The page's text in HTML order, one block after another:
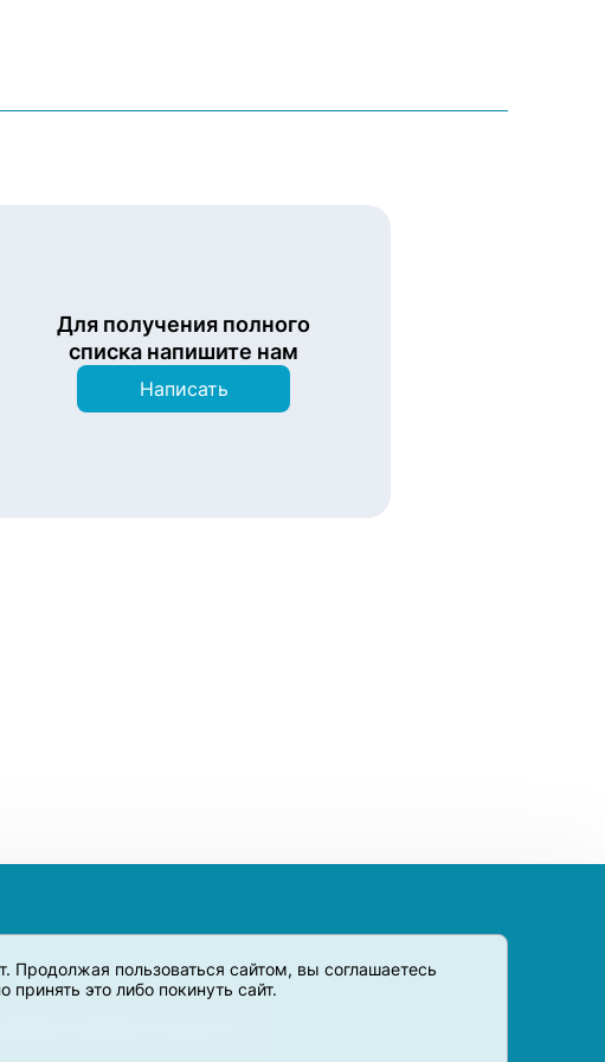
Продолжая пользоваться сайтом, вы соглашаетесь
это либо покинуть сайт.
Для получения полного
списка напишите нам
Написать
на товары и услуги в РФ